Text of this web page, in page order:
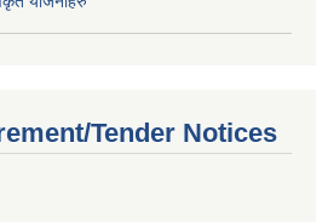
Tender Notices